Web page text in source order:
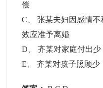
偿
C 、张某夫妇因感情
效应准予离婚
D 、齐某对家庭付出
E 、齐某对孩子照顾少